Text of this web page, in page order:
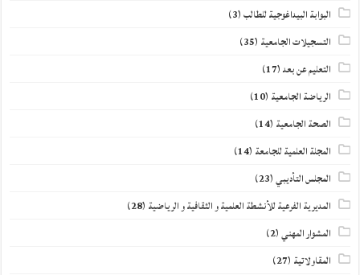
البوابة البيداغوجية للطالب(3)
التسجيلات الجامعية (35)
التعليم عن بعد(17)
الرياضة الجامعية (10)
الصحة الجامعية (14)
المجلة العلمية للجامعة (14)
المجلس التأديبي(23)
المديرية الفرعية للأنشطة العلمية و الثقافية و الرياضية (28)
المشوار المهني(2)
المقاولاتية (27)